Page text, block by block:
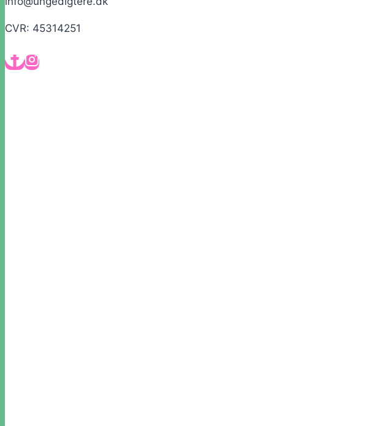
CVR: 45314251